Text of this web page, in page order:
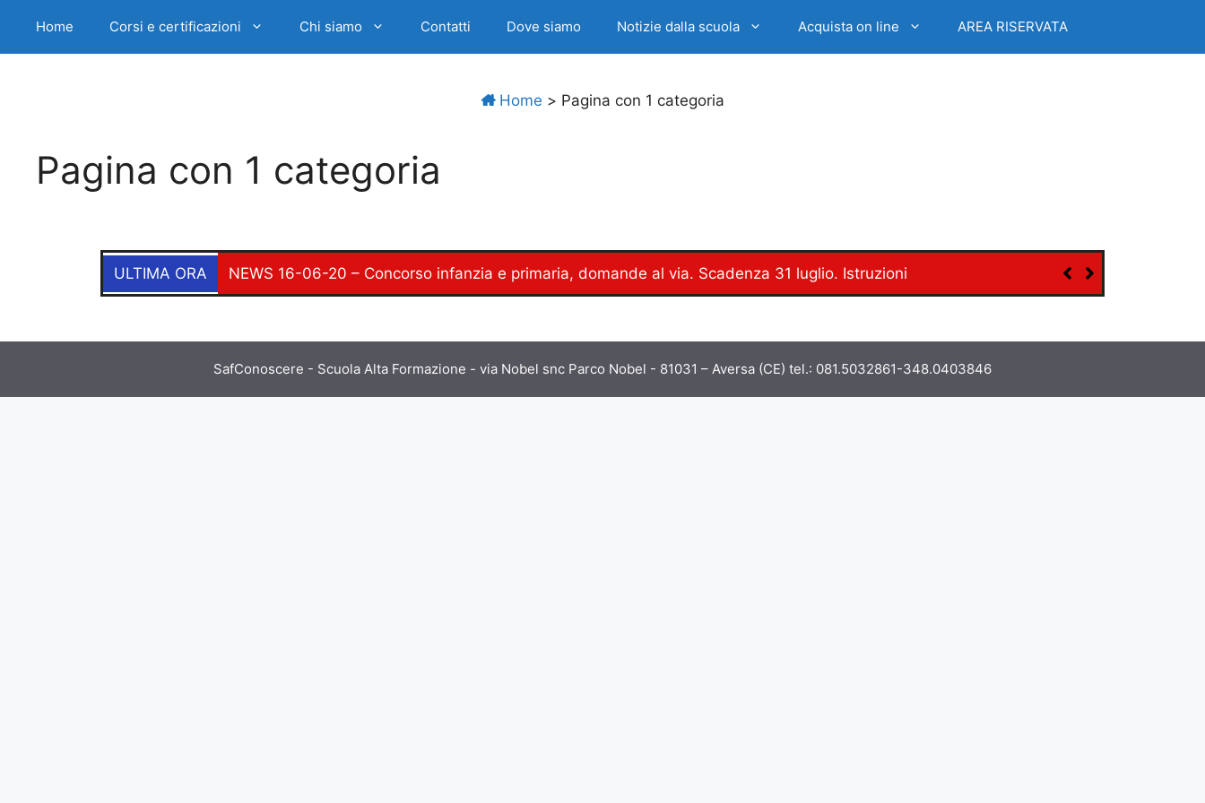
Home Corsi e certificazioni Chi siamo Contatti Dove siamo Notizie dalla scuola Acquista on line AREA RISERVATA
Home > Pagina con 1 categoria
Pagina con 1 categoria
ULTIMA ORA NEWS 16-06-20 – Concorso infanzia e primaria, domande al via. Scadenza 31 luglio. Istruzioni
SafConoscere - Scuola Alta Formazione - via Nobel snc Parco Nobel - 81031 – Aversa (CE) tel.: 081.5032861-348.0403846